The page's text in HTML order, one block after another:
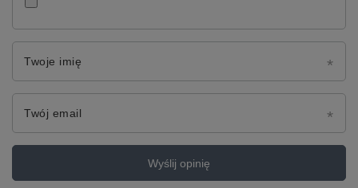
Twoje imię
Twój email
Wyślij opinię